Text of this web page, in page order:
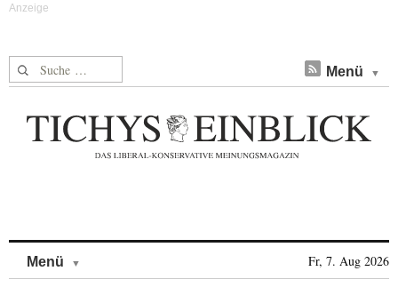
Suche nach: Menü
Menü Fr, 7. Aug 2026